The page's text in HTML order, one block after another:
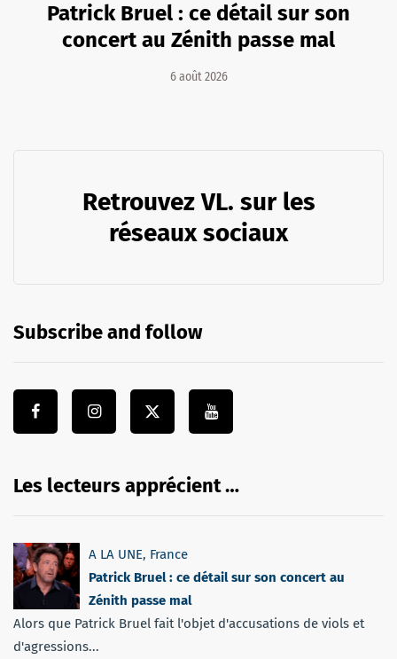
Patrick Bruel : ce détail sur son
concert au Zénith passe mal
6 août 2026
Retrouvez VL. sur les
réseaux sociaux
Subscribe and follow
Les lecteurs apprécient …
A LA UNE, France
Patrick Bruel : ce détail sur son concert au
Zénith passe mal
Alors que Patrick Bruel fait l'objet d'accusations de viols et
d'agressions...